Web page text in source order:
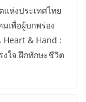
แห่งประเทศไทย
เพื่อผู้บกพร่อง
Heart & Hand :
ใจ ฝึกทักษะชีวิต